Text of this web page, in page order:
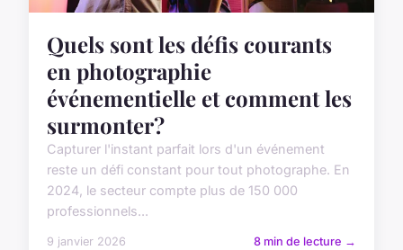
Quels sont les défis courants
en photographie
événementielle et comment les
surmonter?
Capturer l'instant parfait lors d'un événement
reste un défi constant pour tout photographe. En
2024, le secteur compte plus de 150 000
professionnels...
9 janvier 2026 8 min de lecture →